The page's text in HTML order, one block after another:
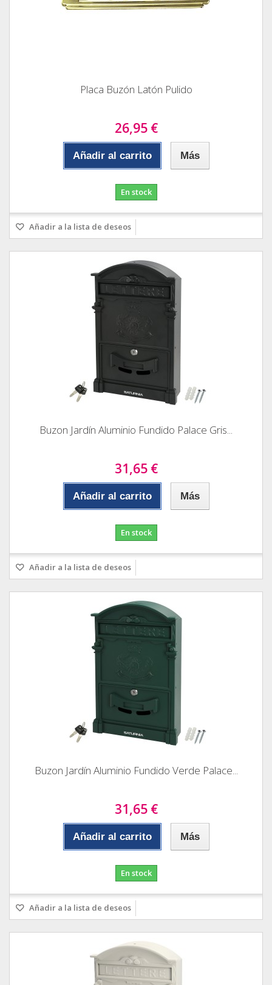
Placa Buzón Latón Pulido
26,95 €
Añadir al carrito Más
En stock
Añadir a la lista de deseos
Buzon Jardín Aluminio Fundido Palace Gris...
31,65 €
Añadir al carrito Más
En stock
Añadir a la lista de deseos
Buzon Jardín Aluminio Fundido Verde Palace...
31,65 €
Añadir al carrito Más
En stock
Añadir a la lista de deseos